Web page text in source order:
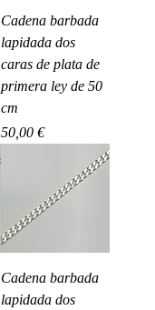
Cadena barbada
lapidada dos
caras de plata de
primera ley de 50
cm
Precio
50,00 €
Cadena barbada
lapidada dos